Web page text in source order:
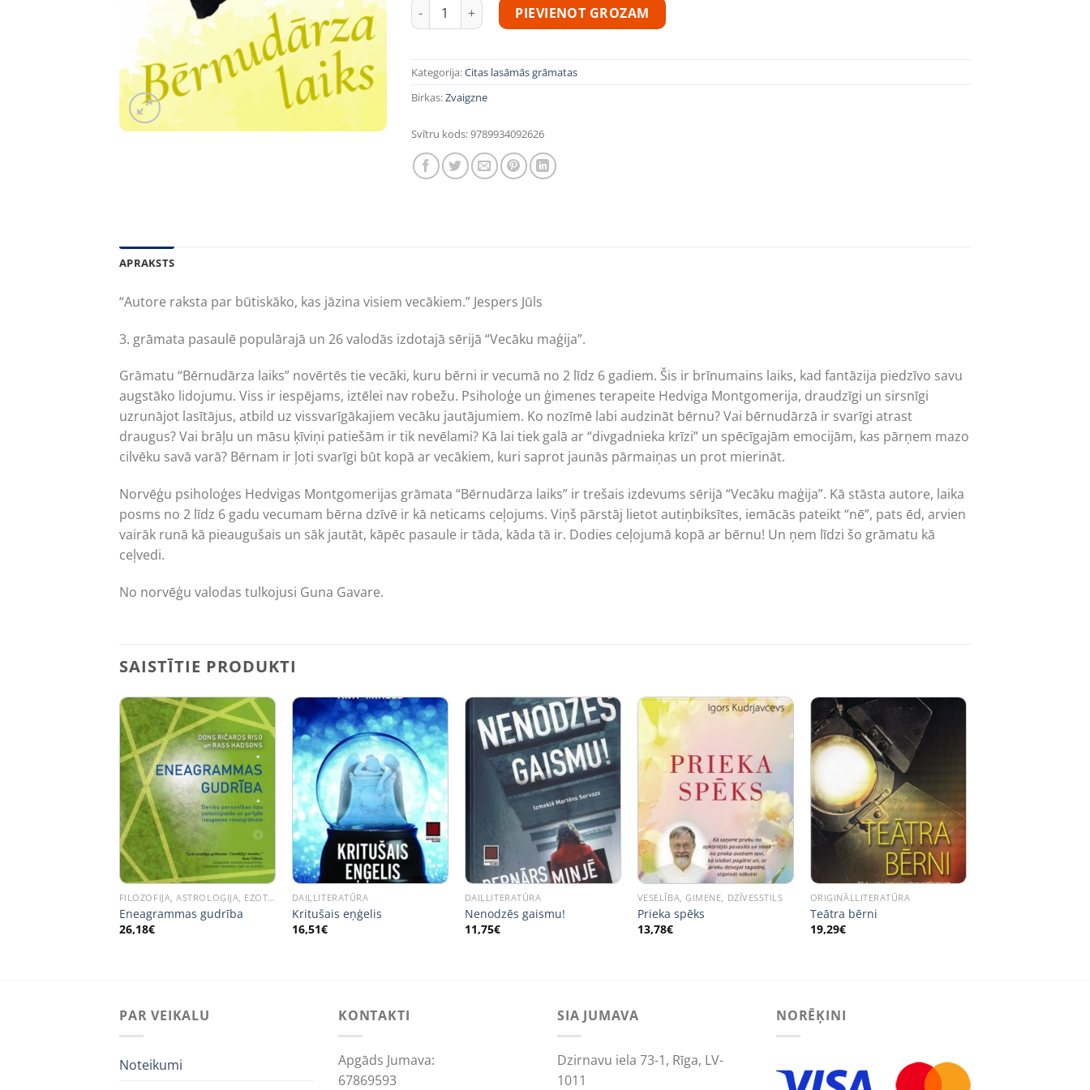
Bērnudārza laiks. Septiņi vienkārši soļi veiksmīgai bērnu audzināšanai daudzums
PIEVIENOT GROZAM
Kategorija:Citas lasāmās grāmatas
Birkas:Zvaigzne
Svītru kods:9789934092626
APRAKSTS
“Autore raksta par būtiskāko, kas jāzina visiem vecākiem.” Jespers Jūls
3. grāmata pasaulē populārajā un 26 valodās izdotajā sērijā “Vecāku maģija”.
Grāmatu “Bērnudārza laiks” novērtēs tie vecāki, kuru bērni ir vecumā no 2 līdz 6 gadiem. Šis ir brīnumains laiks, kad fantāzija piedzīvo savu
augstāko lidojumu. Viss ir iespējams, iztēlei nav robežu. Psiholoģe un ģimenes terapeite Hedviga Montgomerija, draudzīgi un sirsnīgi
uzrunājot lasītājus, atbild uz vissvarīgākajiem vecāku jautājumiem. Ko nozīmē labi audzināt bērnu? Vai bērnudārzā ir svarīgi atrast
draugus? Vai brāļu un māsu ķīviņi patiešām ir tik nevēlami? Kā lai tiek galā ar “divgadnieka krīzi” un spēcīgajām emocijām, kas pārņem mazo
cilvēku savā varā? Bērnam ir ļoti svarīgi būt kopā ar vecākiem, kuri saprot jaunās pārmaiņas un prot mierināt.
Norvēģu psiholoģes Hedvigas Montgomerijas grāmata “Bērnudārza laiks” ir trešais izdevums sērijā “Vecāku maģija”. Kā stāsta autore, laika
posms no 2 līdz 6 gadu vecumam bērna dzīvē ir kā neticams ceļojums. Viņš pārstāj lietot autiņbiksītes, iemācās pateikt “nē”, pats ēd, arvien
vairāk runā kā pieaugušais un sāk jautāt, kāpēc pasaule ir tāda, kāda tā ir. Dodies ceļojumā kopā ar bērnu! Un ņem līdzi šo grāmatu kā
ceļvedi.
No norvēģu valodas tulkojusi Guna Gavare.
SAISTĪTIE PRODUKTI
FILOZOFIJA, ASTROLOĢIJA, EZOTERIKA, RELIĢIJA
Eneagrammas gudrība
26,18€
DAIĻLITERATŪRA
Kritušais eņģelis
16,51€
DAIĻLITERATŪRA
Nenodzēs gaismu!
11,75€
VESELĪBA, ĢIMENE, DZĪVESSTILS
Prieka spēks
13,78€
ORIĢINĀLLITERATŪRA
Teātra bērni
19,29€
PAR VEIKALU
Noteikumi
KONTAKTI
Apgāds Jumava:
67869593
SIA JUMAVA
Dzirnavu iela 73-1, Rīga, LV-
1011
NORĒĶINI